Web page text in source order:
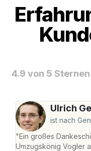
4.9 von 5 Sternen
Ulrich
ist nach
"Ein großes
Umzugskönig Vogler